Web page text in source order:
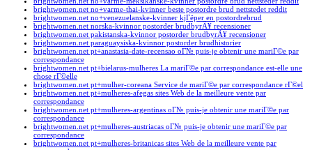
brightwomen.net no+varme-thai-kvinner beste postordre brud nettstedet reddit
brightwomen.net no+venezuelanske-kvinner kjГёper en postordrebrud
brightwomen.net norska-kvinnor postorder brudbyrÃ¥ recensioner
brightwomen.net pakistanska-kvinnor postorder brudbyrÃ¥ recensioner
brightwomen.net paraguaysiska-kvinnor postorder brudhistorier
brightwomen.net pt+anastasia-date-recensao oГ№ puis-je obtenir une mariГ©e par
correspondance
brightwomen.net pt+bielarus-mulheres La mariГ©e par correspondance est-elle une
chose rГ©elle
brightwomen.net pt+mulher-coreana Service de mariГ©e par correspondance rГ©el
brightwomen.net pt+mulheres-afegas sites Web de la meilleure vente par
correspondance
brightwomen.net pt+mulheres-argentinas oГ№ puis-je obtenir une mariГ©e par
correspondance
brightwomen.net pt+mulheres-austriacas oГ№ puis-je obtenir une mariГ©e par
correspondance
brightwomen.net pt+mulheres-britanicas sites Web de la meilleure vente par